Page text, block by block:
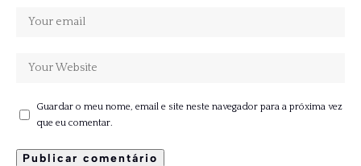
Guardar o meu nome, email e site neste navegador para a próxima vez
que eu comentar.